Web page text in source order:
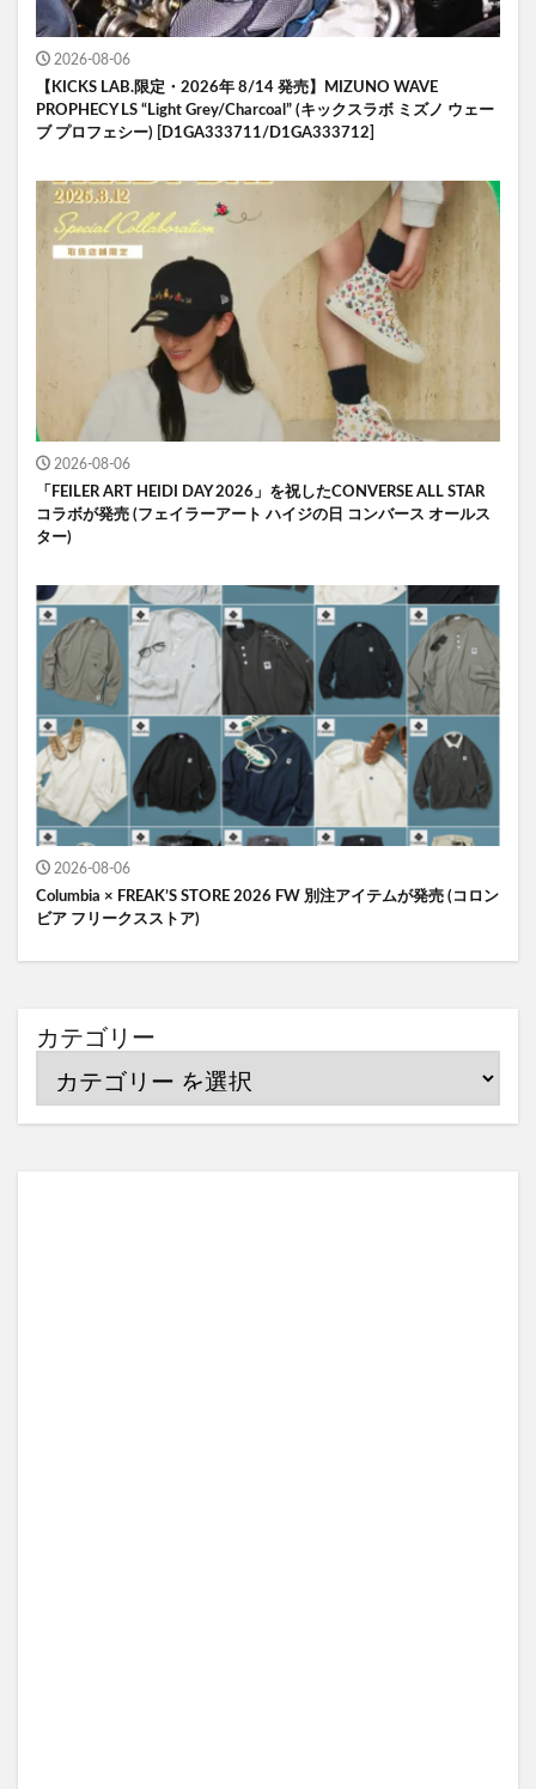
2026-08-06
【KICKS LAB.限定・2026年 8/14 発売】MIZUNO WAVE
PROPHECY LS “Light Grey/Charcoal” (キックスラボ ミズノ ウェー
ブ プロフェシー) [D1GA333711/D1GA333712]
2026-08-06
「FEILER ART HEIDI DAY 2026」を祝したCONVERSE ALL STAR
コラボが発売 (フェイラーアート ハイジの日 コンバース オールス
ター)
2026-08-06
Columbia × FREAK’S STORE 2026 FW 別注アイテムが発売 (コロン
ビア フリークスストア)
カテゴリー